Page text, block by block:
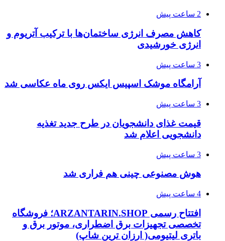
2 ساعت پیش
کاهش مصرف انرژی ساختمان‌ها با ترکیب آتریوم و
انرژی خورشیدی
3 ساعت پیش
آرامگاه موشک اسپیس ایکس روی ماه عکاسی شد
3 ساعت پیش
قیمت غذای دانشجویان در طرح جدید تغذیه
دانشجویی اعلام شد
3 ساعت پیش
هوش مصنوعی چینی هم فراری شد
4 ساعت پیش
افتتاح رسمی ARZANTARIN.SHOP؛ فروشگاه
تخصصی تجهیزات برق اضطراری، موتور برق و
باتری لیتیومی( ارزان ترین شاپ)